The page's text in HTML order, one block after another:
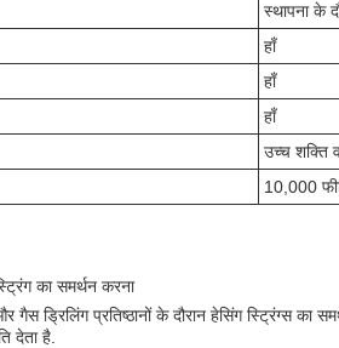
स्थापना के
हाँ
हाँ
हाँ
उच्च शक्ति
10,000
का समर्थन करना
ड्रिलिंग प्रतिष्ठानों के दौरान हेसिंग स्ट्रिंग्स का
देता है.